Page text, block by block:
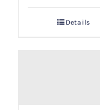
PAYMENT Details